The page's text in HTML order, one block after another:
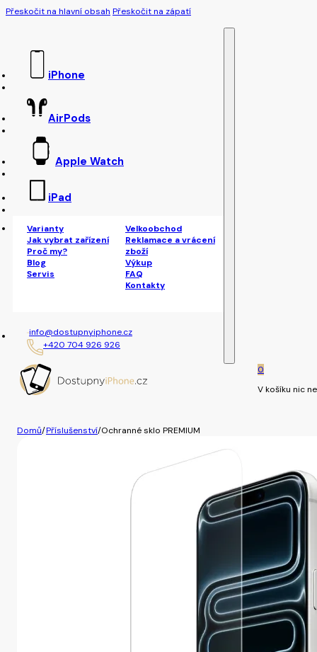
Přeskočit na hlavní obsah Přeskočit na zápatí
iPhone
AirPods
Apple Watch
iPad
Varianty
Jak vybrat zařízení
Proč my?
Blog
Servis
Velkoobchod
Reklamace a vrácení
zboží
Výkup
FAQ
Kontakty
info@dostupnyiphone.cz
+420 704 926 926
0
V košíku nic
Domů/Příslušenství/Ochranné sklo PREMIUM